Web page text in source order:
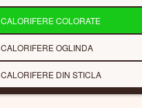
CALORIFERE COLORATE
CALORIFERE OGLINDA
CALORIFERE DIN STICLA